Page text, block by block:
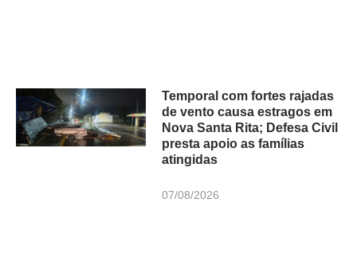
Temporal com fortes rajadas
de vento causa estragos em
Nova Santa Rita; Defesa Civil
presta apoio as famílias
atingidas
07/08/2026